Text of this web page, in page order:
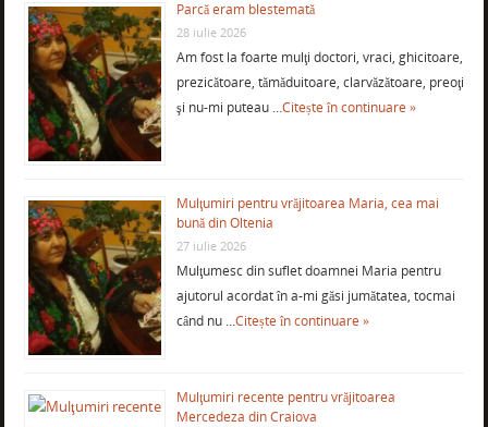
Parcă eram blestemată
28 iulie 2026
Am fost la foarte mulţi doctori, vraci, ghicitoare,
prezicătoare, tămăduitoare, clarvăzătoare, preoţi
şi nu-mi puteau …Citește în continuare »
Mulţumiri pentru vrăjitoarea Maria, cea mai
bună din Oltenia
27 iulie 2026
Mulţumesc din suflet doamnei Maria pentru
ajutorul acordat în a-mi găsi jumătatea, tocmai
când nu …Citește în continuare »
Mulţumiri recente pentru vrăjitoarea
Mercedeza din Craiova